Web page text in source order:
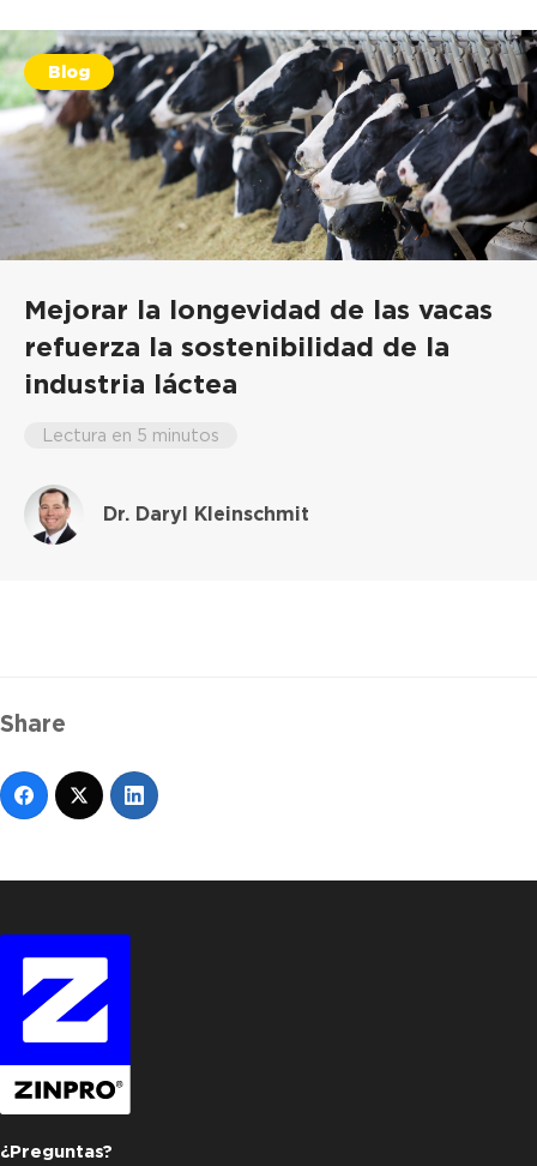
Blog
Mejorar la longevidad de las vacas
refuerza la sostenibilidad de la
industria láctea
Lectura en 5 minutos
Dr. Daryl Kleinschmit
Share
¿Preguntas?